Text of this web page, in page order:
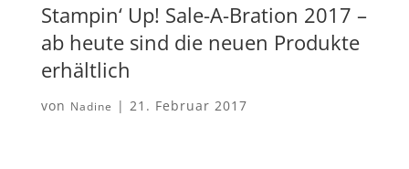
Stampin‘ Up! Sale-A-Bration 2017 –
ab heute sind die neuen Produkte
erhältlich
von Nadine | 21. Februar 2017